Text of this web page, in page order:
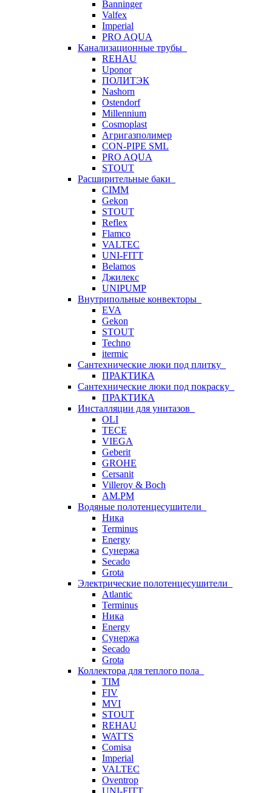
Banninger
Valfex
Imperial
PRO AQUA
Канализационные трубы
REHAU
Uponor
ПОЛИТЭК
Nashorn
Ostendorf
Millennium
Cosmoplast
Агригазполимер
CON-PIPE SML
PRO AQUA
STOUT
Расширительные баки
CIMM
Gekon
STOUT
Reflex
Flamco
VALTEC
UNI-FITT
Belamos
Джилекс
UNIPUMP
Внутрипольные конвекторы
EVA
Gekon
STOUT
Techno
itermic
Сантехнические люки под плитку
ПРАКТИКА
Сантехнические люки под покраску
ПРАКТИКА
Инсталляции для унитазов
OLI
TECE
VIEGA
Geberit
GROHE
Cersanit
Villeroy & Boch
AM.PM
Водяные полотенцесушители
Ника
Terminus
Energy
Сунержа
Secado
Grota
Электрические полотенцесушители
Atlantic
Terminus
Ника
Energy
Сунержа
Secado
Grota
Коллектора для теплого пола
TIM
FIV
MVI
STOUT
REHAU
WATTS
Comisa
Imperial
VALTEC
Oventrop
UNI-FITT